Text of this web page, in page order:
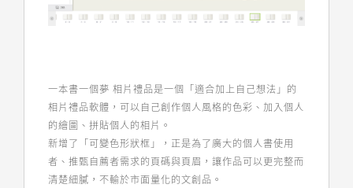
一本書一個夢 相片禮品是一個「適合加上自己想法」的
相片禮品軟體，可以自己創作個人風格的色彩、加入個人
的繪圖、拼貼個人的相片。
新增了「可變色形狀框」，正是為了廣大的個人書使用
者、推甄自薦者需求的頁碼與頁眉，讓作品可以更完整而
清楚細膩，不輸於市面量化的文創品。